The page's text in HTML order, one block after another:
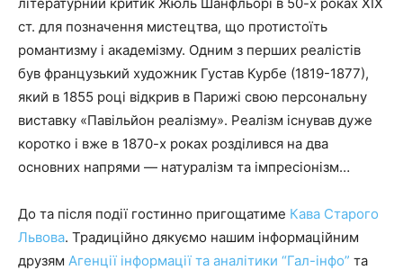
ст. для позначення мистецтва, що протистоїть
романтизму і академізму. Одним з перших реалістів
був французький художник Густав Курбе (1819-1877),
який в 1855 році відкрив в Парижі свою персональну
виставку «Павільйон реалізму». Реалізм існував дуже
коротко і вже в 1870-х роках розділився на два
основних напрями — натуралізм та імпресіонізм…
До та після події гостинно пригощатиме Кава Старого
Львова. Традиційно дякуємо нашим інформаційним
друзям Агенції інформації та аналітики “Гал-інфо” та